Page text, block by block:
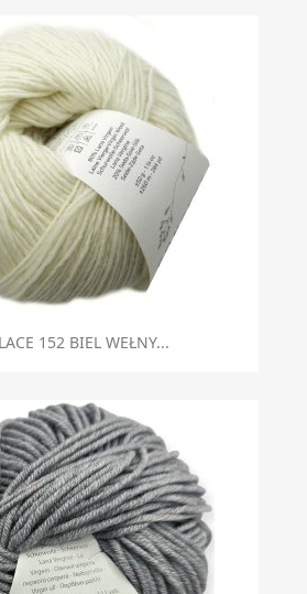
152 BIEL WEŁNY...